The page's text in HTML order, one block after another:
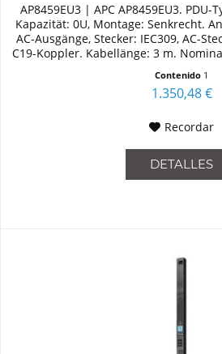
AP8459EU3 | APC AP8459EU3. PDU-
Kapazität: 0U, Montage: Senkrecht.
AC-Ausgänge, Stecker: IEC309, AC-
C19-Koppler. Kabellänge: 3 m.
Contenido 1
1.350,48 €
Recordar
DETALLES